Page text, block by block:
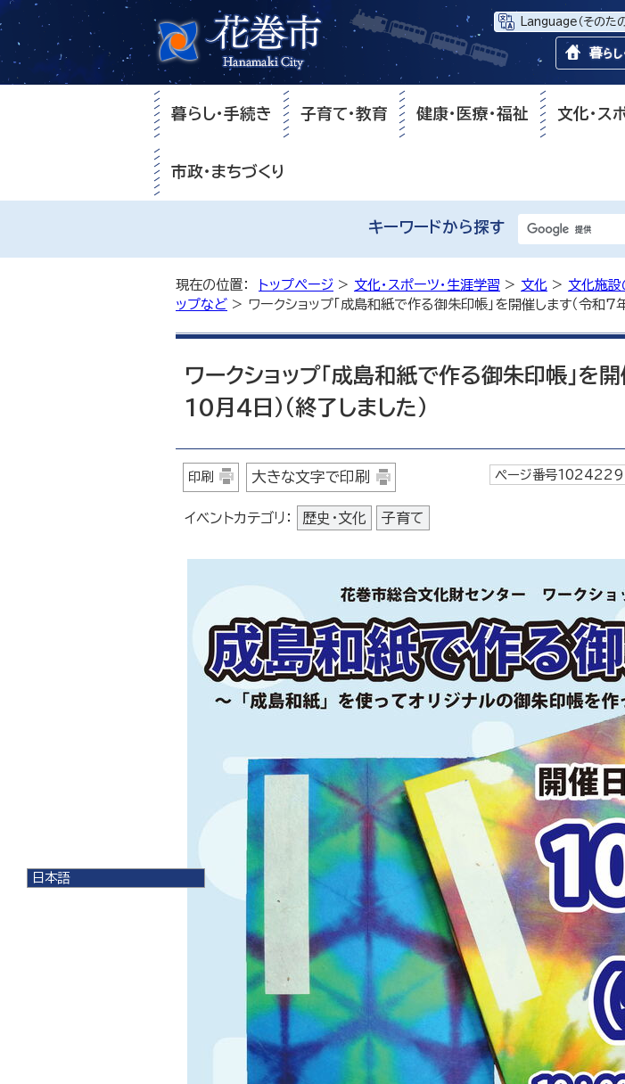
Language （そのた
日本語
暮らし・手続き 子育て・教育 健康・医療・福祉 文化・ス
市政・まちづくり
キーワードから探す
現在の位置： トップページ > 文化・スポーツ・生涯学習 > 文化 > 文化施設
ップなど > ワークショップ「成島和紙で作る御朱印帳」を開催します（令和7
ワークショップ「成島和紙で作る御朱印帳」を
10月4日）（終了しました）
印刷 大きな文字で印刷 ページ番号1024229
イベントカテゴリ： 歴史・文化 子育て